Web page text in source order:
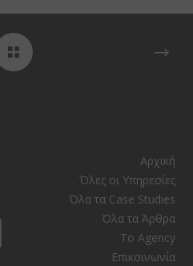
Αρχική
Όλες οι Υπηρεσίες
Όλα τα Case Studies
Όλα τα Άρθρα
Το Agency
Επικοινωνία